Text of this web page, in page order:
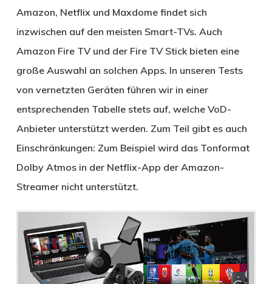
Amazon, Netflix und Maxdome findet sich
inzwischen auf den meisten Smart-TVs. Auch
Amazon Fire TV und der Fire TV Stick bieten eine
große Auswahl an solchen Apps. In unseren Tests
von vernetzten Geräten führen wir in einer
entsprechenden Tabelle stets auf, welche VoD-
Anbieter unterstützt werden. Zum Teil gibt es auch
Einschränkungen: Zum Beispiel wird das Tonformat
Dolby Atmos in der Netflix-App der Amazon-
Streamer nicht unterstützt.